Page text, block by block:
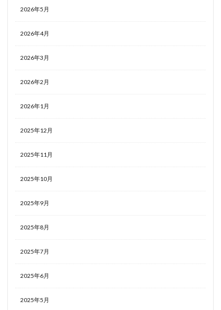
2026年5月
2026年4月
2026年3月
2026年2月
2026年1月
2025年12月
2025年11月
2025年10月
2025年9月
2025年8月
2025年7月
2025年6月
2025年5月